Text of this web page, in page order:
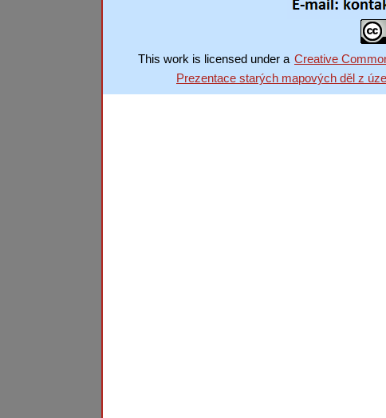
This work is licensed under a Creative
Prezentace starých mapových děl z